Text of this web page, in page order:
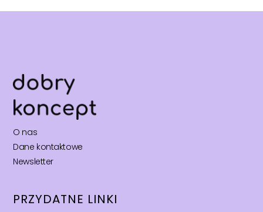
O nas
Dane kontaktowe
Newsletter
PRZYDATNE LINKI